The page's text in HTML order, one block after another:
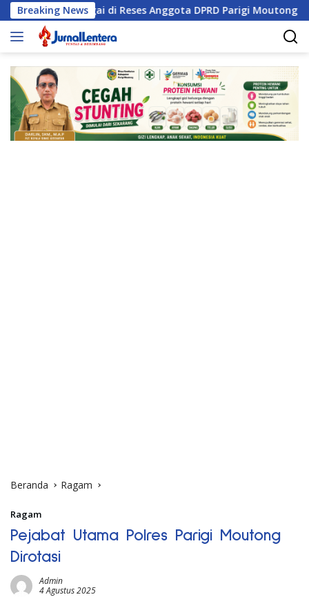
Langsung
ke
konten
Breaking News
Sungai di Reses Anggota DPRD Parigi Moutong
Beranda Ragam
Ragam
Pejabat Utama Polres Parigi Moutong
Dirotasi
Admin
4 Agustus 2025